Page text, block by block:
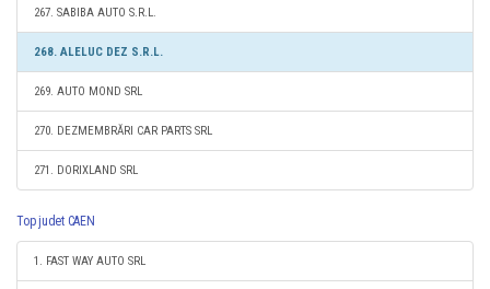
267. SABIBA AUTO S.R.L.
268. ALELUC DEZ S.R.L.
269. AUTO MOND SRL
270. DEZMEMBRĂRI CAR PARTS SRL
271. DORIXLAND SRL
Top judet CAEN
1. FAST WAY AUTO SRL